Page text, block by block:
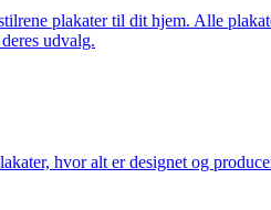
plakater til dit hjem. Alle
udvalg.
hvor alt er designet og